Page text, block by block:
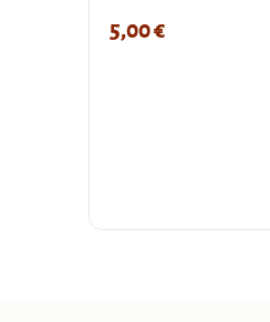
5,00€